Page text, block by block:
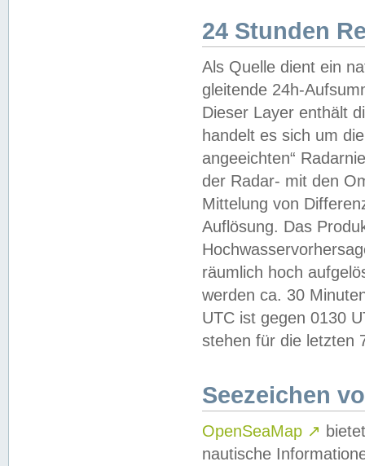
24 Stunden
Als Quelle dient ein
gleitende 24h-
Dieser Layer enthält
handelt es sich um
angeeichten“
der Radar- mit den
Mittelung von
Auflösung. Das
räumlich hoch
werden ca. 30
UTC ist gegen 0130
stehen für die letzten
Seezeichen
OpenSeaMap ↗
nautische